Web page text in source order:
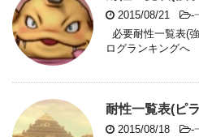
2015/08/21 -
必要耐性一覧表(
ログランキングへ
耐性一覧表(ピ
2015/08/18 -